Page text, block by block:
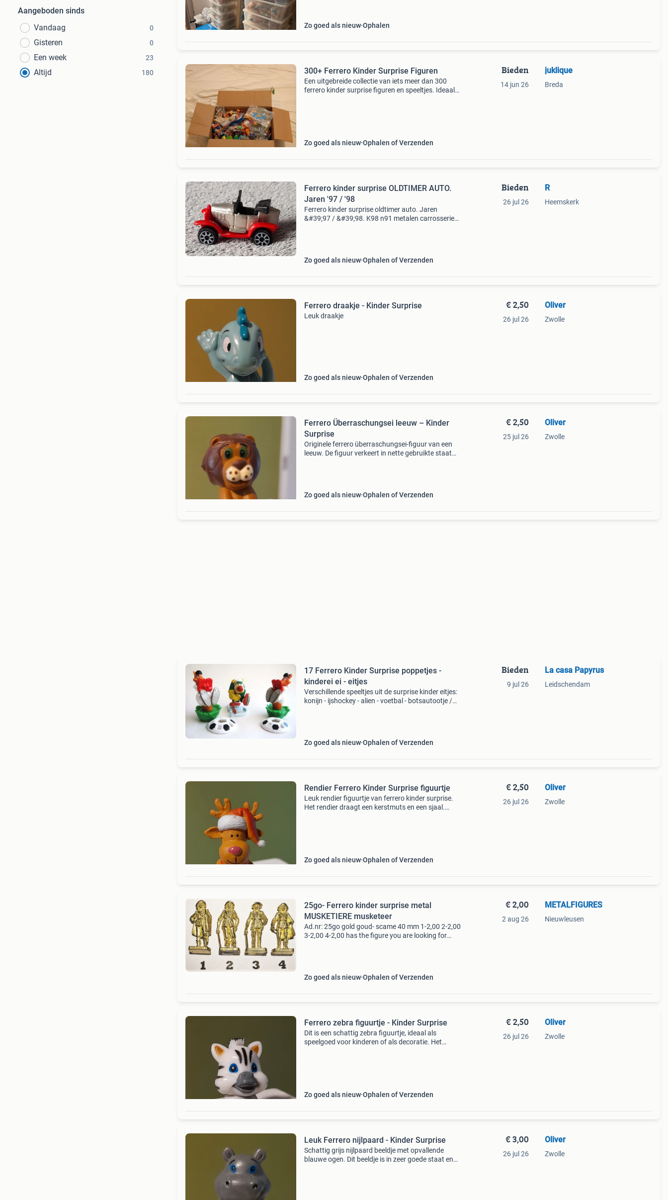
Aangeboden sinds
Vandaag
0
Gisteren 0
Een week 23
Altijd 180
Zo goed als nieuw Ophalen
300+ Ferrero Kinder Surprise Figuren
Een uitgebreide collectie van iets meer dan 300
ferrero kinder surprise figuren en speeltjes. Ideaal
Zo goed als nieuw Ophalen of Verzenden
Bieden
14 jun 26
juklique
Breda
Ferrero kinder surprise OLDTIMER AUTO.
Jaren '97 / '98
Ferrero kinder surprise oldtimer auto. Jaren
&#39;97 / &#39;98. K98 n91 metalen carrosserie
Zo goed als nieuw Ophalen of Verzenden
Bieden
26 jul 26
R
Heemskerk
Ferrero draakje - Kinder Surprise
Leuk draakje
Zo goed als nieuw Ophalen of Verzenden
€ 2,50
26 jul 26
Oliver
Zwolle
Ferrero Überraschungsei leeuw – Kinder
Surprise
Originele ferrero überraschungsei-figuur van een
leeuw. De figuur verkeert in nette gebruikte staat
Zo goed als nieuw Ophalen of Verzenden
€ 2,50
25 jul 26
Oliver
Zwolle
17 Ferrero Kinder Surprise poppetjes -
kinderei ei - eitjes
Verschillende speeltjes uit de surprise kinder eitjes:
konijn - ijshockey - alien - voetbal - botsautootje /
Zo goed als nieuw Ophalen of Verzenden
Bieden
9 jul 26
La casa Papyrus
Leidschendam
Rendier Ferrero Kinder Surprise figuurtje
Leuk rendier figuurtje van ferrero kinder surprise.
Het rendier draagt een kerstmuts en een sjaal.
Zo goed als nieuw Ophalen of Verzenden
€ 2,50
26 jul 26
Oliver
Zwolle
25go- Ferrero kinder surprise metal
MUSKETIERE musketeer
Ad.nr: 25go gold goud- scame 40 mm 1-2,00 2-2,00
3-2,00 4-2,00 has the figure you are looking for
Zo goed als nieuw Ophalen of Verzenden
€ 2,00
2 aug 26
METALFIGURES
Nieuwleusen
Ferrero zebra figuurtje - Kinder Surprise
Dit is een schattig zebra figuurtje, ideaal als
speelgoed voor kinderen of als decoratie. Het
Zo goed als nieuw Ophalen of Verzenden
€ 2,50
26 jul 26
Oliver
Zwolle
Leuk Ferrero nijlpaard - Kinder Surprise
Schattig grijs nijlpaard beeldje met opvallende
blauwe ogen. Dit beeldje is in zeer goede staat en
€ 3,00
26 jul 26
Oliver
Zwolle